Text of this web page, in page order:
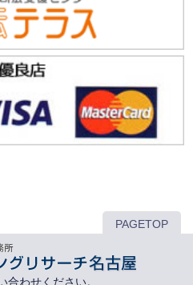
PAGETOP
合わせください。